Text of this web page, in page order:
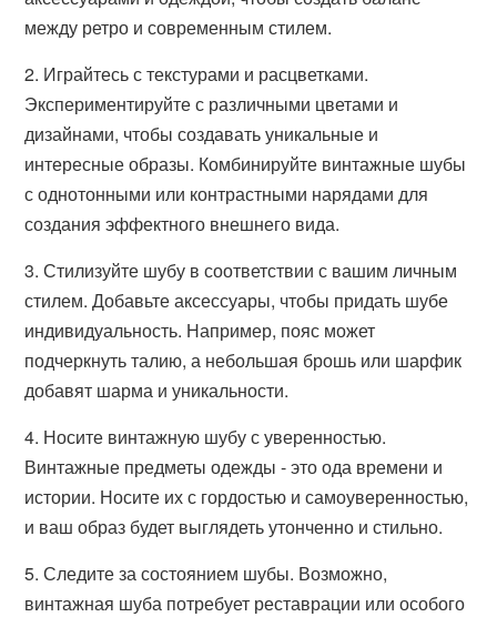
между ретро и современным стилем.
2. Играйтесь с текстурами и расцветками.
Экспериментируйте с различными цветами и
дизайнами, чтобы создавать уникальные и
интересные образы. Комбинируйте винтажные шубы
с однотонными или контрастными нарядами для
создания эффектного внешнего вида.
3. Стилизуйте шубу в соответствии с вашим личным
стилем. Добавьте аксессуары, чтобы придать шубе
индивидуальность. Например, пояс может
подчеркнуть талию, а небольшая брошь или шарфик
добавят шарма и уникальности.
4. Носите винтажную шубу с уверенностью.
Винтажные предметы одежды - это ода времени и
истории. Носите их с гордостью и самоуверенностью,
и ваш образ будет выглядеть утонченно и стильно.
5. Следите за состоянием шубы. Возможно,
винтажная шуба потребует реставрации или особого